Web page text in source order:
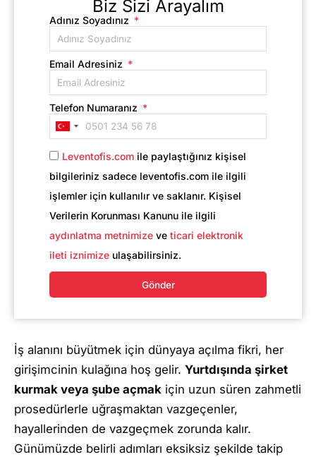
Biz Sizi Arayalım
Adınız Soyadınız
Email Adresiniz
Telefon Numaranız
Turkey
+90Leventofis.com ile paylaştığınız kişisel
bilgileriniz sadece leventofis.com ile ilgili
işlemler için kullanılır ve saklanır. Kişisel
Verilerin Korunması Kanunu ile ilgili
aydınlatma metnimize ve ticari elektronik
ileti iznimize ulaşabilirsiniz.
Gönder
İş alanını büyütmek için dünyaya açılma fikri, her
girişimcinin kulağına hoş gelir. Yurtdışında şirket
kurmak veya şube açmak için uzun süren zahmetli
prosedürlerle uğraşmaktan vazgeçenler,
hayallerinden de vazgeçmek zorunda kalır.
Günümüzde belirli adımları eksiksiz şekilde takip